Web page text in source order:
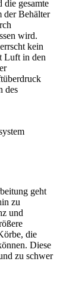
die gesamte
der Behälter
wird.
kein
Luft in den
des
geht
zu
und
die
Diese
zu schwer